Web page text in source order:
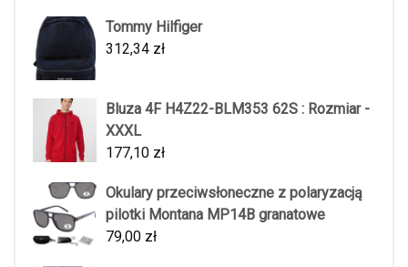
Tommy Hilfiger
312,34 zł
Bluza 4F H4Z22-BLM353 62S : Rozmiar -
XXXL
177,10 zł
Okulary przeciwsłoneczne z polaryzacją
pilotki Montana MP14B granatowe
79,00 zł